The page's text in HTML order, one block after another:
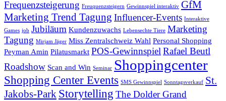
Frequenzsteigerung Freuquenzsteigern Gewinnspiel interaktiv GfM
Marketing Trend Tagung Influencer-Events Interaktive
Games job Jubiläum Kundenzuwachs Lebensechte Tiere Marketing
Tagung Mirjam Jäger Miss Zentralschweiz Wahl Personal Shopping
Peyman Amin Pilatusmarkt POS-GewinnspielRafael Beutl
Roadshow Scan and Win Seminar Shoppingcenter
Shopping Center Events SMS Gewinnspiel Sonntagsverkauf St.
Jakobs-Park Storytelling The Dolder Grand